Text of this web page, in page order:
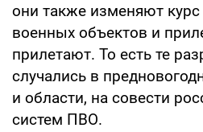
они также изменяют
военных объектов и
прилетают. То есть те
случались в
и области, на совести
систем ПВО.